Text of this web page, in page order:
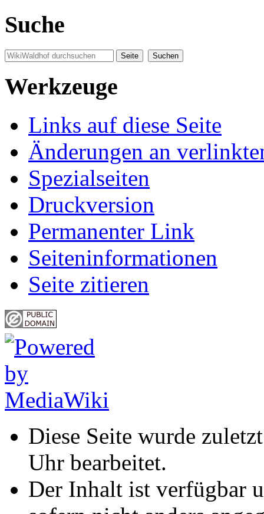
Suche
Werkzeuge
Links auf diese Seite
Änderungen an
Spezialseiten
Druckversion
Permanenter Link
Seiten­informationen
Seite zitieren
Diese Seite wurde
Uhr bearbeitet.
Der Inhalt ist verfügbar